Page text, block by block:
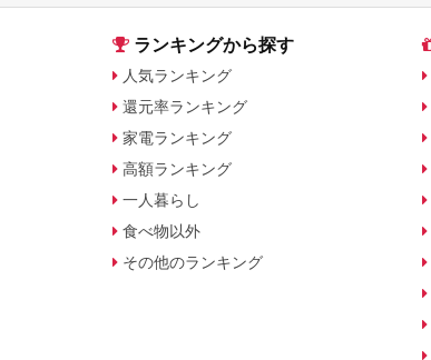
ランキングから探す
人気ランキング
還元率ランキング
家電ランキング
高額ランキング
一人暮らし
食べ物以外
その他のランキング